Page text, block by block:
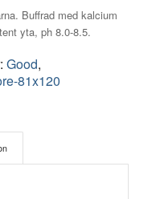
Buffrad med kalcium
yta, ph 8.0-8.5.
Good,
81x120